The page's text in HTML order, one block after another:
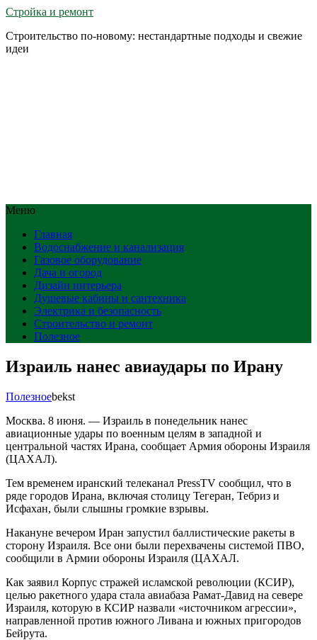
Стройка и ремонт
Строительство по-новому: нестандартные подходы и свежие
идеи
Меню
Главная
Водоснабжение и канализация
Газовое оборудование
Дача и огород
Дизайн интерьера
Душевые кабины и сантехника
Электрика и безопасность
Строительство и ремонт
Полезное
Израиль нанес авиаудары по Ирану
Полезноеbekst
Москва. 8 июня. — Израиль в понедельник нанес
авиационные удары по военным целям в западной и
центральной частях Ирана, сообщает Армия обороны Израиля
(ЦАХАЛ).
Тем временем иранский телеканал PressTV сообщил, что в
ряде городов Ирана, включая столицу Тегеран, Тебриз и
Исфахан, были слышны громкие взрывы.
Накануне вечером Иран запустил баллистические ракеты в
сторону Израиля. Все они были перехвачены системой ПВО,
сообщили в Армии обороны Израиля (ЦАХАЛ.
Как заявил Корпус стражей исламской революции (КСИР),
целью ракетного удара стала авиабаза Рамат-Давид на севере
Израиля, которую в КСИР назвали «источником агрессии»,
направленной против южного Ливана и южных пригородов
Бейрута.